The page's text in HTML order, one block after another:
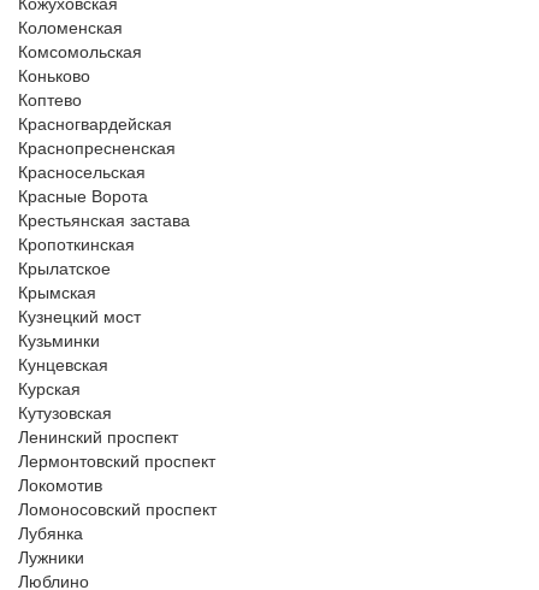
Коломенская
Комсомольская
Коньково
Коптево
Красногвардейская
Краснопресненская
Красносельская
Красные Ворота
Крестьянская застава
Кропоткинская
Крылатское
Крымская
Кузнецкий мост
Кузьминки
Кунцевская
Курская
Кутузовская
Ленинский проспект
Лермонтовский проспект
Локомотив
Ломоносовский проспект
Лубянка
Лужники
Люблино